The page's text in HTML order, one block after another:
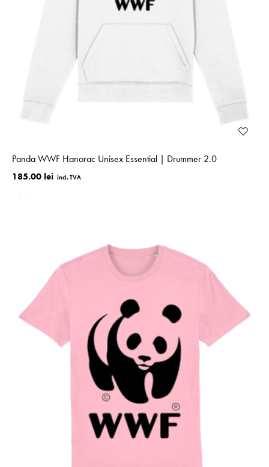
Panda WWF Hanorac Unisex Essential | Drummer 2.0
185.00 lei